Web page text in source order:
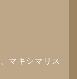
マキシマリス